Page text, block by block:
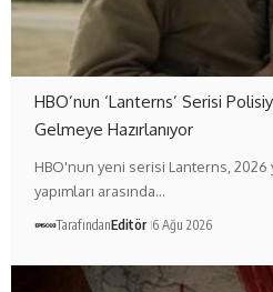
HBO’nun ‘Lanterns’ Serisi
Gelmeye Hazırlanıyor
HBO'nun yeni serisi Lanterns, 2026
yapımları arasında…
TarafındanEditör 6 Ağu 2026